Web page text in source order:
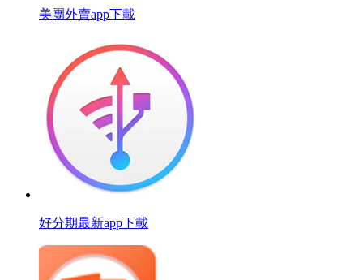
美團外賣app下載
好分期最新app下載